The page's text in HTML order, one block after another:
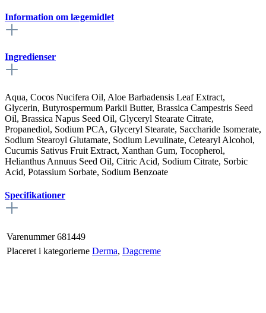
Information om lægemidlet
Ingredienser
Aqua, Cocos Nucifera Oil, Aloe Barbadensis Leaf Extract,
Glycerin, Butyrospermum Parkii Butter, Brassica Campestris Seed
Oil, Brassica Napus Seed Oil, Glyceryl Stearate Citrate,
Propanediol, Sodium PCA, Glyceryl Stearate, Saccharide Isomerate,
Sodium Stearoyl Glutamate, Sodium Levulinate, Cetearyl Alcohol,
Cucumis Sativus Fruit Extract, Xanthan Gum, Tocopherol,
Helianthus Annuus Seed Oil, Citric Acid, Sodium Citrate, Sorbic
Acid, Potassium Sorbate, Sodium Benzoate
Specifikationer
Varenummer 681449
Placeret i kategorierne Derma, Dagcreme